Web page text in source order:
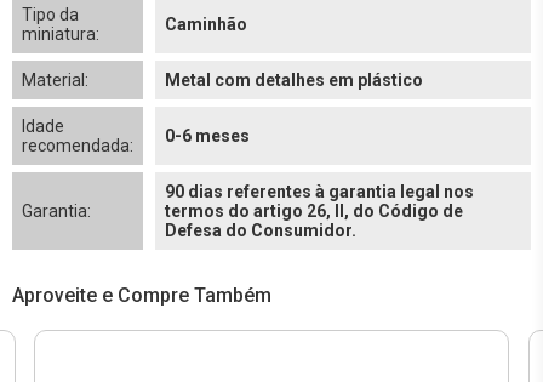
Tipo da
miniatura:
Caminhão
Material: Metal com detalhes em plástico
Idade
recomendada:
0-6 meses
Garantia:
90 dias referentes à garantia legal nos
termos do artigo 26, II, do Código de
Defesa do Consumidor.
Aproveite e Compre Também